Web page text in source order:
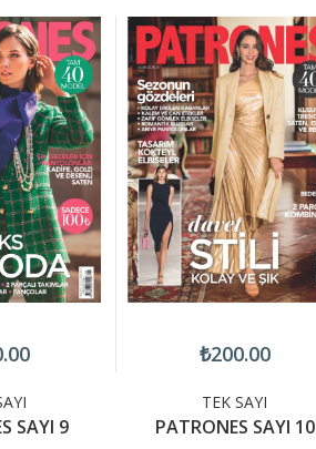
SAYI 9
₺200.00
TEK SAYI
PATRONES SAYI 10